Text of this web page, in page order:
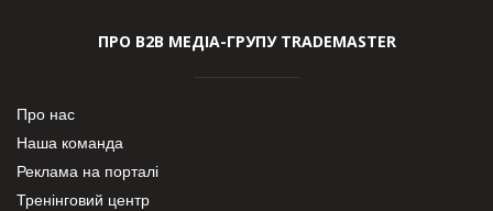
ПРО В2В МЕДІА-ГРУПУ TRADEMASTER
Про нас
Наша команда
Реклама на порталі
Тренінговий центр